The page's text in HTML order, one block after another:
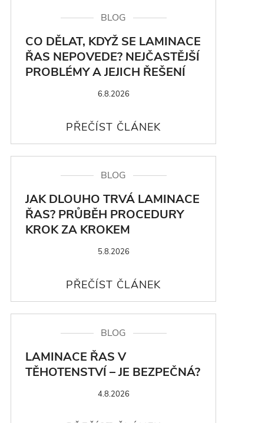
BLOG
CO DĚLAT, KDYŽ SE LAMINACE
ŘAS NEPOVEDE? NEJČASTĚJŠÍ
PROBLÉMY A JEJICH ŘEŠENÍ
6.8.2026
BLOG
JAK DLOUHO TRVÁ LAMINACE
ŘAS? PRŮBĚH PROCEDURY
KROK ZA KROKEM
5.8.2026
BLOG
LAMINACE ŘAS V
TĚHOTENSTVÍ – JE BEZPEČNÁ?
4.8.2026